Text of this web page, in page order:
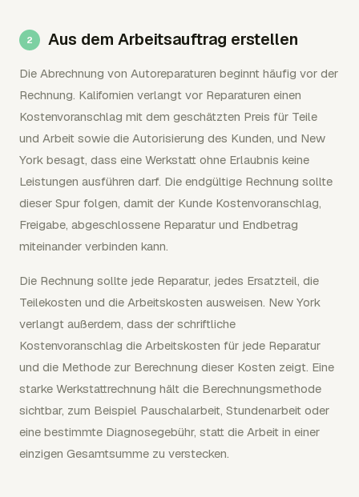
Aus dem Arbeitsauftrag erstellen
Die Abrechnung von Autoreparaturen beginnt häufig vor der
Rechnung. Kalifornien verlangt vor Reparaturen einen
Kostenvoranschlag mit dem geschätzten Preis für Teile
und Arbeit sowie die Autorisierung des Kunden, und New
York besagt, dass eine Werkstatt ohne Erlaubnis keine
Leistungen ausführen darf. Die endgültige Rechnung sollte
dieser Spur folgen, damit der Kunde Kostenvoranschlag,
Freigabe, abgeschlossene Reparatur und Endbetrag
miteinander verbinden kann.
Die Rechnung sollte jede Reparatur, jedes Ersatzteil, die
Teilekosten und die Arbeitskosten ausweisen. New York
verlangt außerdem, dass der schriftliche
Kostenvoranschlag die Arbeitskosten für jede Reparatur
und die Methode zur Berechnung dieser Kosten zeigt. Eine
starke Werkstattrechnung hält die Berechnungsmethode
sichtbar, zum Beispiel Pauschalarbeit, Stundenarbeit oder
eine bestimmte Diagnosegebühr, statt die Arbeit in einer
einzigen Gesamtsumme zu verstecken.